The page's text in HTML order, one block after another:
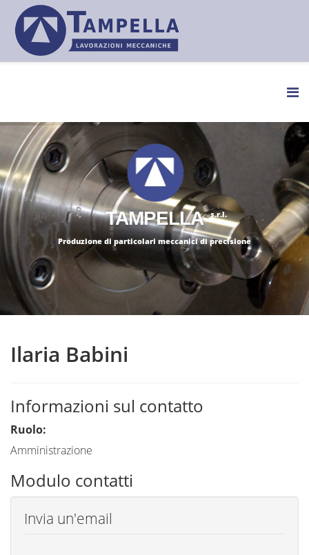
TAMPELLA
Produzione di particolari meccanici di precisione
s.r.l.
Ilaria Babini
Informazioni sul contatto
Ruolo:
Amministrazione
Modulo contatti
Invia un'email